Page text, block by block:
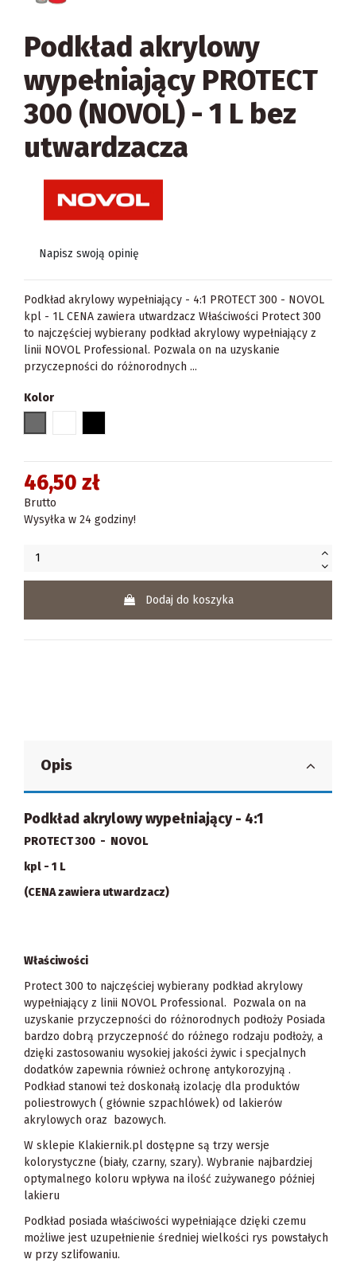
Podkład akrylowy
wypełniający PROTECT
300 (NOVOL) - 1 L bez
utwardzacza
Napisz swoją opinię
Podkład akrylowy wypełniający - 4:1 PROTECT 300 - NOVOL
kpl - 1L CENA zawiera utwardzacz Właściwości Protect 300
to najczęściej wybierany podkład akrylowy wypełniający z
linii NOVOL Professional. Pozwala on na uzyskanie
przyczepności do różnorodnych ...
Kolor
46,50 zł
Brutto
Wysyłka w 24 godziny!
Dodaj do koszyka
Opis
Podkład akrylowy wypełniający - 4:1
PROTECT 300 - NOVOL
kpl - 1 L
(CENA zawiera utwardzacz)
Właściwości
Protect 300 to najczęściej wybierany podkład akrylowy
wypełniający z linii NOVOL Professional. Pozwala on na
uzyskanie przyczepności do różnorodnych podłoży Posiada
bardzo dobrą przyczepność do różnego rodzaju podłoży, a
dzięki zastosowaniu wysokiej jakości żywic i specjalnych
dodatków zapewnia również ochronę antykorozyjną .
Podkład stanowi też doskonałą izolację dla produktów
poliestrowych ( głównie szpachlówek) od lakierów
akrylowych oraz bazowych.
W sklepie Klakiernik.pl dostępne są trzy wersje
kolorystyczne (biały, czarny, szary). Wybranie najbardziej
optymalnego koloru wpływa na ilość zużywanego później
lakieru
Podkład posiada właściwości wypełniające dzięki czemu
możliwe jest uzupełnienie średniej wielkości rys powstałych
w przy szlifowaniu.